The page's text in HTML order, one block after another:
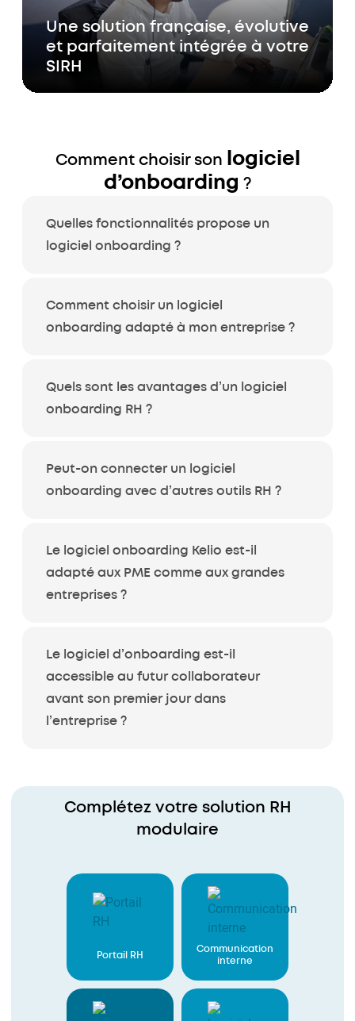
Une solution française, évolutive
et parfaitement intégrée à votre
SIRH
Comment choisir son
logiciel
d’onboarding ?
Quelles fonctionnalités propose un
logiciel onboarding ?
Comment choisir un logiciel
onboarding adapté à mon entreprise ?
Quels sont les avantages d’un logiciel
onboarding RH ?
Peut-on connecter un logiciel
onboarding avec d’autres outils RH ?
Le logiciel onboarding Kelio est-il
adapté aux PME comme aux grandes
entreprises ?
Le logiciel d’onboarding est-il
accessible au futur collaborateur
avant son premier jour dans
l’entreprise ?
Complétez votre solution RH
modulaire
Portail RH
Communication
interne